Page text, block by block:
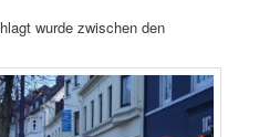
wurde zwischen den